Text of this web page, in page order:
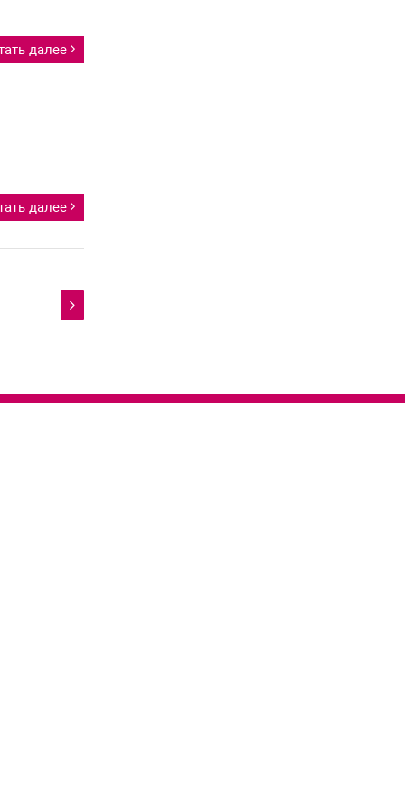
далее
далее
